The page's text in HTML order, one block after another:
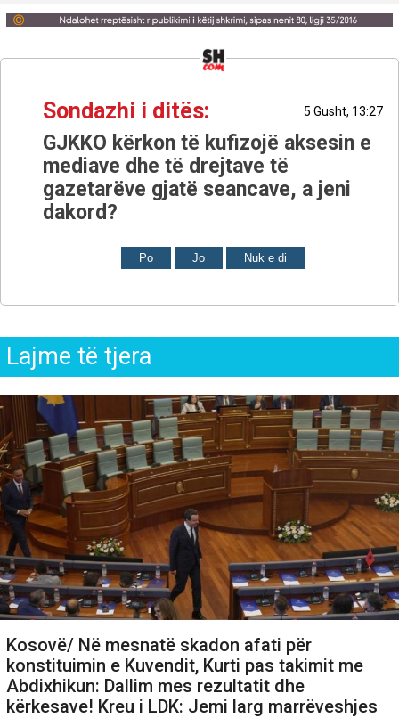
Sondazhi i ditës: 5 Gusht, 13:27
GJKKO kërkon të kufizojë aksesin e
mediave dhe të drejtave të
gazetarëve gjatë seancave, a jeni
dakord?
Po Jo Nuk e di
Lajme të tjera
Kosovë/ Në mesnatë skadon afati për
konstituimin e Kuvendit, Kurti pas takimit me
Abdixhikun: Dallim mes rezultatit dhe
kërkesave! Kreu i LDK: Jemi larg marrëveshjes